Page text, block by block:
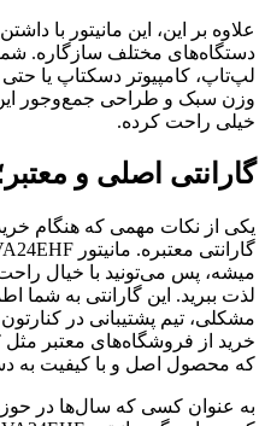
دستگاه‌های مختلف سازگاره.
لپ‌تاپ، کامپیوتر دسکتاپ یا
وزن سبک و طراحی جمع‌وجور
خیلی راحت کرده.
گارانتی اصلی و
یکی از نکات مهمی که هنگام خرید
میشه، پس می‌تونید با خیال
لذت ببرید. این گارانتی به شما
مشکلی، تیم پشتیبانی در
که محصول اصل و با کیفیت به
به عنوان کسی که سال‌ها در